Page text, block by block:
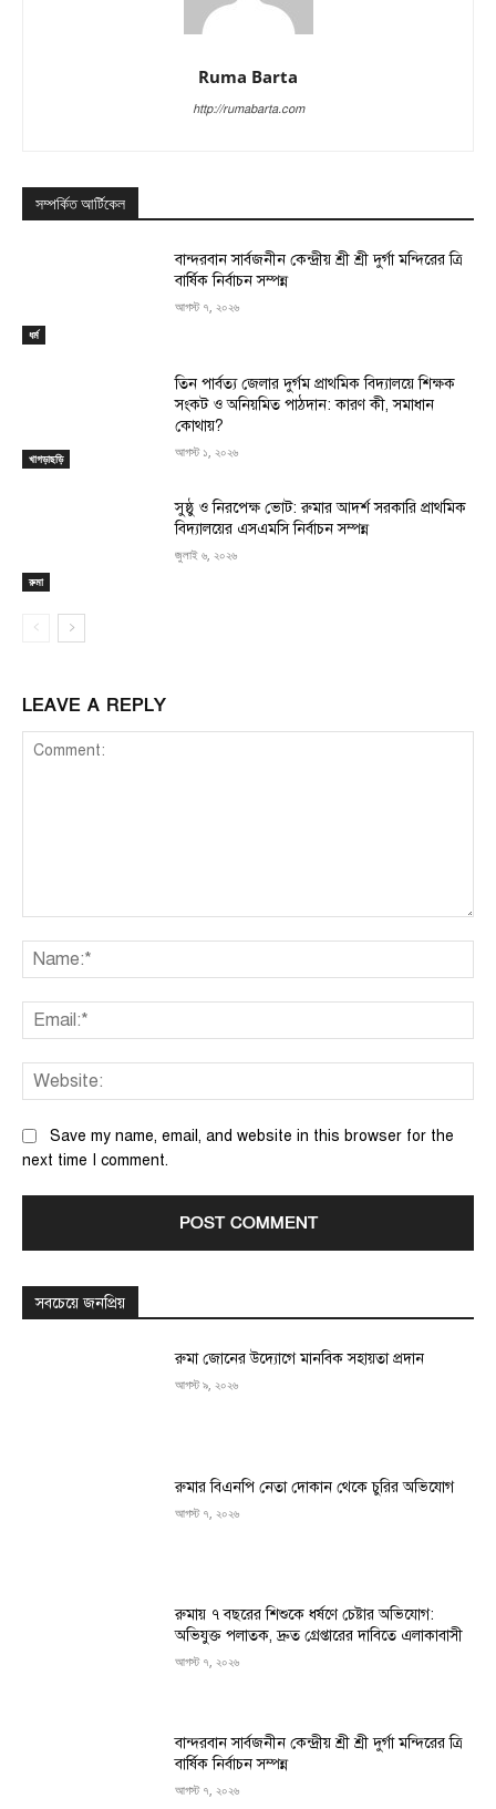
Ruma Barta
http://rumabarta.com
সম্পর্কিত আর্টিকেল
ধর্ম
বান্দরবান সার্বজনীন কেন্দ্রীয় শ্রী শ্রী দুর্গা মন্দিরের ত্রি
বার্ষিক নির্বাচন সম্পন্ন
আগস্ট ৭, ২০২৬
খাগড়াছড়ি
তিন পার্বত্য জেলার দুর্গম প্রাথমিক বিদ্যালয়ে শিক্ষক
সংকট ও অনিয়মিত পাঠদান: কারণ কী, সমাধান
কোথায়?
আগস্ট ১, ২০২৬
রুমা
সুষ্ঠু ও নিরপেক্ষ ভোট: রুমার আদর্শ সরকারি প্রাথমিক
বিদ্যালয়ের এসএমসি নির্বাচন সম্পন্ন
জুলাই ৬, ২০২৬
LEAVE A REPLY
Save my name, email, and website in this browser for the
next time I comment.
সবচেয়ে জনপ্রিয়
রুমা জোনের উদ্যোগে মানবিক সহায়তা প্রদান
আগস্ট ৯, ২০২৬
রুমার বিএনপি নেতা দোকান থেকে চুরির অভিযোগ
আগস্ট ৭, ২০২৬
রুমায় ৭ বছরের শিশুকে ধর্ষণে চেষ্টার অভিযোগ:
অভিযুক্ত পলাতক, দ্রুত গ্রেপ্তারের দাবিতে এলাকাবাসী
আগস্ট ৭, ২০২৬
বান্দরবান সার্বজনীন কেন্দ্রীয় শ্রী শ্রী দুর্গা মন্দিরের ত্রি
বার্ষিক নির্বাচন সম্পন্ন
আগস্ট ৭, ২০২৬